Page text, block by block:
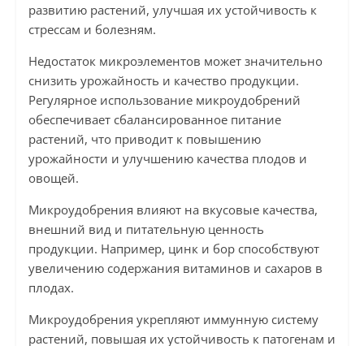
развитию растений, улучшая их устойчивость к
стрессам и болезням.
Недостаток микроэлементов может значительно
снизить урожайность и качество продукции.
Регулярное использование микроудобрений
обеспечивает сбалансированное питание
растений, что приводит к повышению
урожайности и улучшению качества плодов и
овощей.
Микроудобрения влияют на вкусовые качества,
внешний вид и питательную ценность
продукции. Например, цинк и бор способствуют
увеличению содержания витаминов и сахаров в
плодах.
Микроудобрения укрепляют иммунную систему
растений, повышая их устойчивость к патогенам и